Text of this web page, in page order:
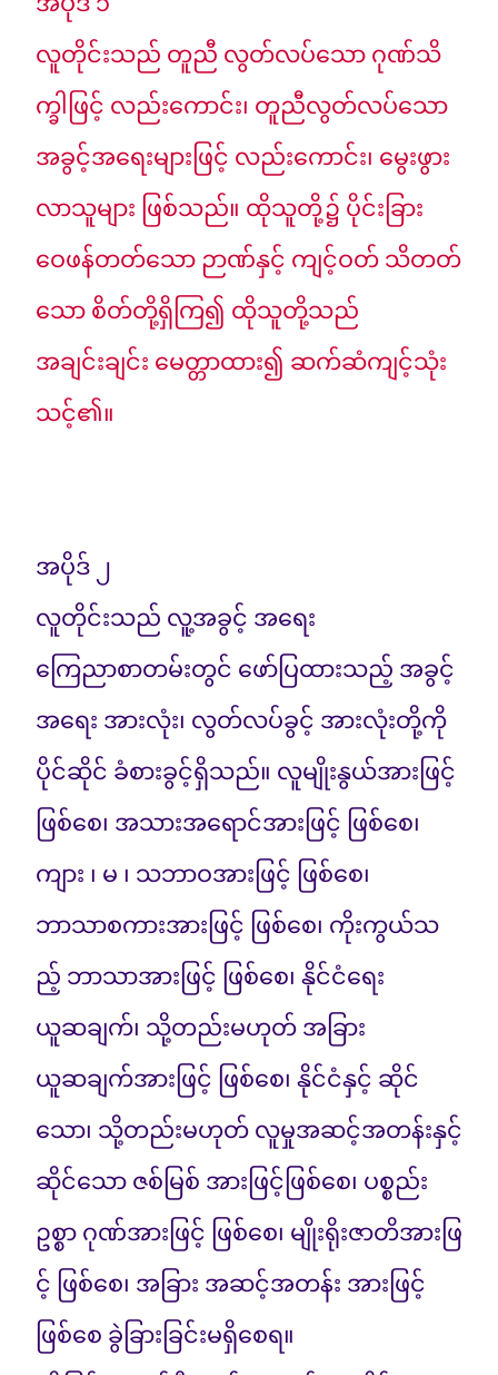
လူတိုင်းသည် တူညီ လွတ်လပ်သော ဂုဏ်သိ
က္ခါဖြင့် လည်းကောင်း၊ တူညီလွတ်လပ်သော
အခွင့်အရေးများဖြင့် လည်းကောင်း၊ မွေးဖွား
လာသူများ ဖြစ်သည်။ ထိုသူတို့၌ ပိုင်းခြား
ဝေဖန်တတ်သော ဉာဏ်နှင့် ကျင့်ဝတ် သိတတ်
သော စိတ်တို့ရှိကြ၍ ထိုသူတို့သည်
အချင်းချင်း မေတ္တာထား၍ ဆက်ဆံကျင့်သုံး
သင့်၏။
အပိုဒ် ၂
လူတိုင်းသည် လူ့အခွင့် အရေး
ကြေညာစာတမ်းတွင် ဖော်ပြထားသည့် အခွင့်
အရေး အားလုံး၊ လွတ်လပ်ခွင့် အားလုံးတို့ကို
ပိုင်ဆိုင် ခံစားခွင့်ရှိသည်။ လူမျိုးနွယ်အားဖြင့်
ဖြစ်စေ၊ အသားအရောင်အားဖြင့် ဖြစ်စေ၊
ကျား ၊ မ ၊ သဘာဝအားဖြင့် ဖြစ်စေ၊
ဘာသာစကားအားဖြင့် ဖြစ်စေ၊ ကိုးကွယ်သ
ည့် ဘာသာအားဖြင့် ဖြစ်စေ၊ နိုင်ငံရေး
ယူဆချက်၊ သို့တည်းမဟုတ် အခြား
ယူဆချက်အားဖြင့် ဖြစ်စေ၊ နိုင်ငံနှင့် ဆိုင်
သော၊ သို့တည်းမဟုတ် လူမှုအဆင့်အတန်းနှင့်
ဆိုင်သော ဇစ်မြစ် အားဖြင့်ဖြစ်စေ၊ ပစ္စည်း
ဥစ္စာ ဂုဏ်အားဖြင့် ဖြစ်စေ၊ မျိုးရိုးဇာတိအားဖြ
င့် ဖြစ်စေ၊ အခြား အဆင့်အတန်း အားဖြင့်
ဖြစ်စေ ခွဲခြားခြင်းမရှိစေရ။